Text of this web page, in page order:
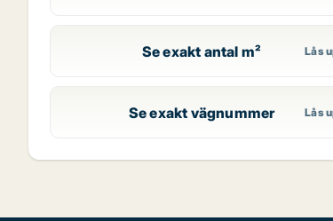
Se exakt antal m²
Se exakt vägnummer